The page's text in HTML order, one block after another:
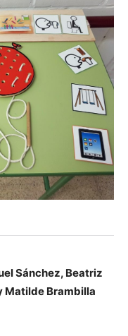
Sánchez, Beatriz
Matilde Brambilla